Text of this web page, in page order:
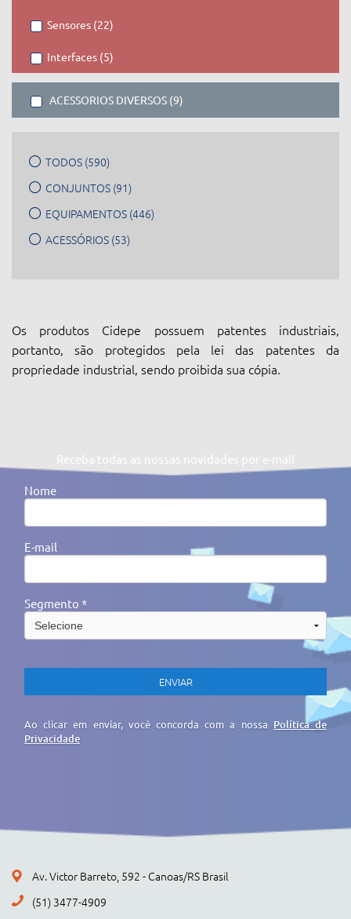
Sensores (22)
Interfaces (5)
ACESSORIOS DIVERSOS (9)
TODOS (590)
CONJUNTOS (91)
EQUIPAMENTOS (446)
ACESSÓRIOS (53)
Os produtos Cidepe possuem patentes industriais,
portanto, são protegidos pela lei das patentes da
propriedade industrial, sendo proibida sua cópia.
Receba todas as nossas novidades por e-mail
Nome
E-mail
Segmento *
Ao clicar em enviar, você concorda com a nossa Política de
Privacidade
Av. Victor Barreto, 592 - Canoas/RS Brasil
(51) 3477-4909